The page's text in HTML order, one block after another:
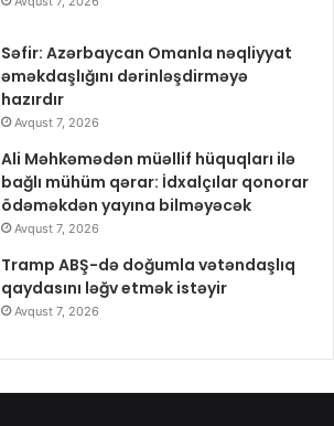
Səfir: Azərbaycan Omanla nəqliyyat
əməkdaşlığını dərinləşdirməyə
hazırdır
Avqust 7, 2026
Ali Məhkəmədən müəllif hüquqları ilə
bağlı mühüm qərar: İdxalçılar qonorar
ödəməkdən yayına bilməyəcək
Avqust 7, 2026
Tramp ABŞ-də doğumla vətəndaşlıq
qaydasını ləğv etmək istəyir
Avqust 7, 2026